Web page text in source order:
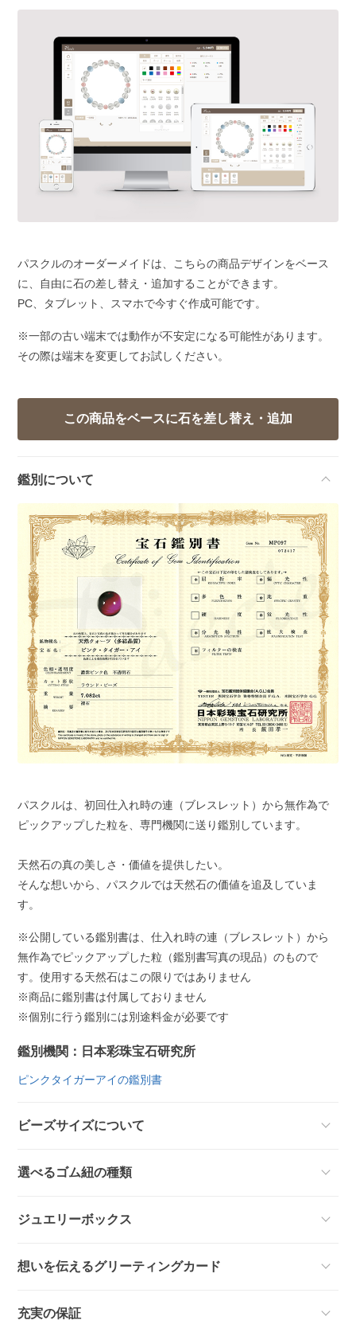
パスクルのオーダーメイドは、こちらの商品デザインをベース
に、自由に石の差し替え・追加することができます。
PC、タブレット、スマホで今すぐ作成可能です。
※一部の古い端末では動作が不安定になる可能性があります。
その際は端末を変更してお試しください。
鑑別について
パスクルは、初回仕入れ時の連（ブレスレット）から無作為で
ピックアップした粒を、専門機関に送り鑑別しています。
天然石の真の美しさ・価値を提供したい。
そんな想いから、パスクルでは天然石の価値を追及していま
す。
※公開している鑑別書は、仕入れ時の連（ブレスレット）から
無作為でピックアップした粒（鑑別書写真の現品）のもので
す。使用する天然石はこの限りではありません
※商品に鑑別書は付属しておりません
※個別に行う鑑別には別途料金が必要です
鑑別機関：日本彩珠宝石研究所
ピンクタイガーアイの鑑別書
ビーズサイズについて
選べるゴム紐の種類
ジュエリーボックス
想いを伝えるグリーティングカード
充実の保証